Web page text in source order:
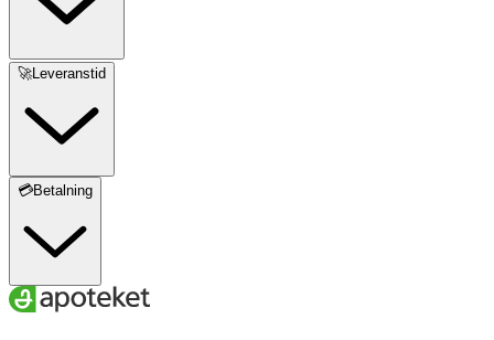
🚀Leveranstid
💳Betalning